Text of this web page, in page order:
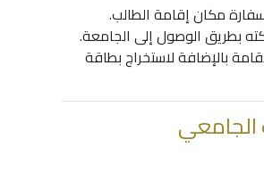
مكان إقامة الطالب.
بطريق الوصول إلى الجامعة.
بالإضافة لاستخراج بطاقة